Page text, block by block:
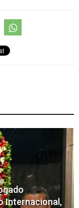
Internacional,